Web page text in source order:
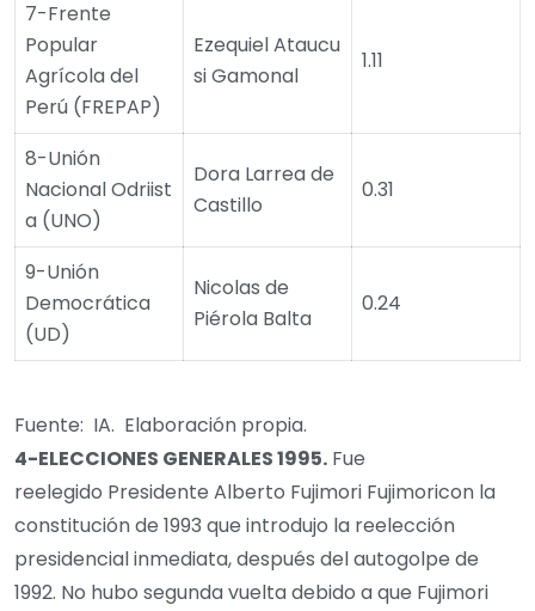
7-Frente
Popular
Agrícola del
Perú (FREPAP)
Ezequiel Ataucu
si Gamonal
1.11
8-Unión
Nacional Odriist
a (UNO)
Dora Larrea de
Castillo
0.31
9-Unión
Democrática
(UD)
Nicolas de
Piérola Balta
0.24
Fuente: IA. Elaboración propia.
4-ELECCIONES GENERALES 1995. Fue
reelegido Presidente Alberto Fujimori Fujimoricon la
constitución de 1993 que introdujo la reelección
presidencial inmediata, después del autogolpe de
1992. No hubo segunda vuelta debido a que Fujimori